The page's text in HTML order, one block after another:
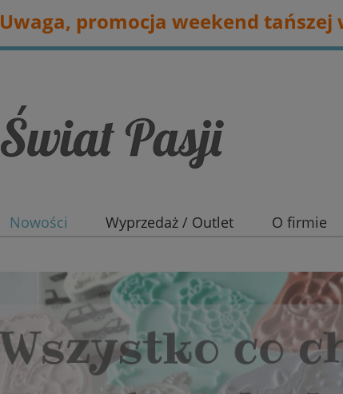
Uwaga, promocja weekend tańszej
Nowości Wyprzedaż / Outlet O firmie